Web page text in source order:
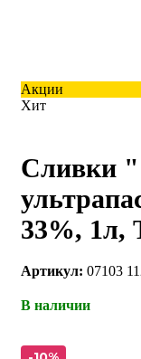
106
Акции
Хит
Сливки
33%, 1л,
Артикул: 07103
В наличии